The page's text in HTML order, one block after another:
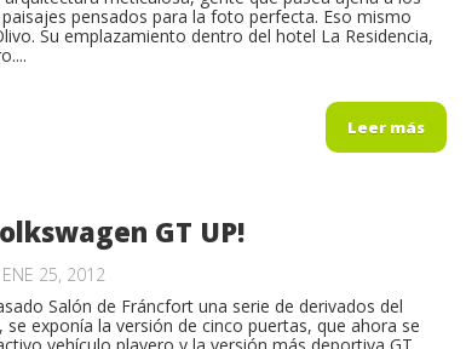
pensados para la foto perfecta. Eso mismo
Su emplazamiento dentro del hotel La Residencia,
Leer más
GT UP!
25, 2012
Salón de Fráncfort una serie de derivados del
se exponía la versión de cinco puertas, que ahora se